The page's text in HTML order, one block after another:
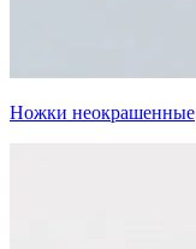
Ножки неокрашенные